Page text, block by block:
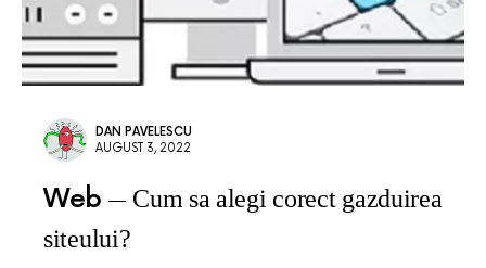
DAN PAVELESCU
AUGUST 3, 2022
Web
Cum sa alegi corect gazduirea
siteului?